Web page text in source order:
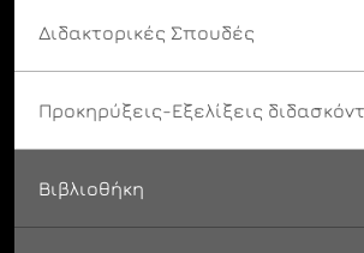
Διδακτορικές Σπουδές
Προκηρύξεις-Εξελίξεις
Βιβλιοθήκη